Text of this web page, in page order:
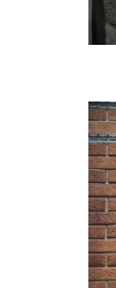
Ralph